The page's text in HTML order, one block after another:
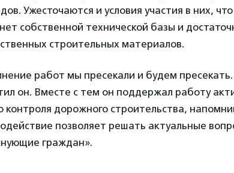
Ужесточаются и условия участия в них,
собственной технической базы и
строительных материалов.
работ мы пресекали и будем
он. Вместе с тем он поддержал работу
контроля дорожного строительства,
позволяет решать актуальные
граждан».